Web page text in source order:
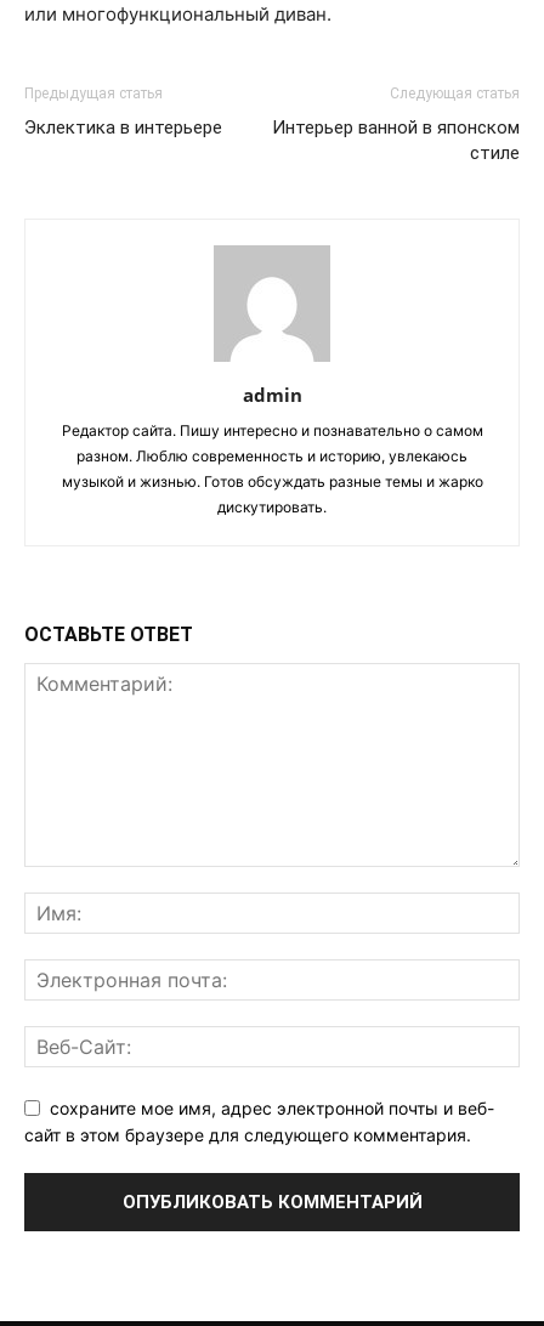
или многофункциональный диван.
Предыдущая статья
Эклектика в интерьере
Следующая статья
Интерьер ванной в японском
стиле
admin
Редактор сайта. Пишу интересно и познавательно о самом
разном. Люблю современность и историю, увлекаюсь
музыкой и жизнью. Готов обсуждать разные темы и жарко
дискутировать.
ОСТАВЬТЕ ОТВЕТ
сохраните мое имя, адрес электронной почты и веб-
сайт в этом браузере для следующего комментария.